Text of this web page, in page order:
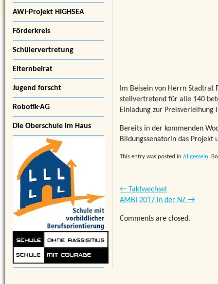
Im Beisein von Herrn Stadtrat
stellvertretend für alle 140
Einladung zur Preisverleihung
Bereits in der kommenden
Bildungssenatorin das Projekt
This entry was posted in Allgemein.
← Taktwechsel
AMBI 2017 in der NZ →
Comments are closed.
AWI-Projekt HIGHSEA
Förderkreis
Schülervertretung
Elternbeirat
Jugend forscht
Robotik-AG
Die Oberschule im Haus